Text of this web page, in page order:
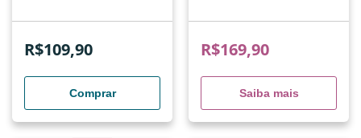
R$109,90
Comprar
R$169,90
Saiba mais